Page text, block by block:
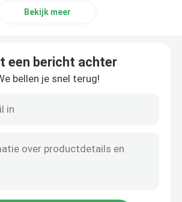
Bekijk meer
een bericht achter
bellen je snel terug!